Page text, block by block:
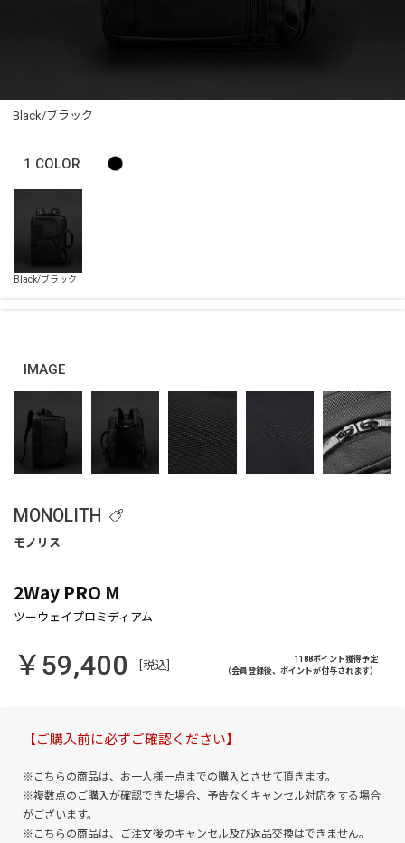
Black/ブラック
1 COLOR
IMAGE
MONOLITH
2Way PRO M
￥59,400 [税込]
1188ポイント獲得予定
（会員登録後、ポイントが付与されます）
【ご購入前に必ずご確認ください】
※こちらの商品は、お一人様一点までの購入とさせて頂きます。
※複数点のご購入が確認できた場合、予告なくキャンセル対応をする場合
がございます。
※こちらの商品は、ご注文後のキャンセル及び返品交換はできません。